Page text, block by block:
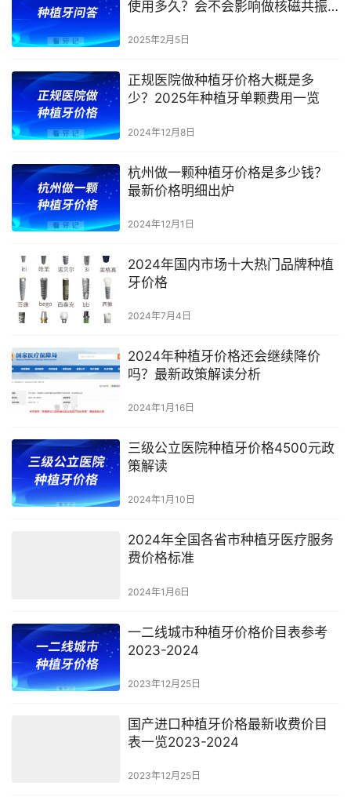
使用多久？会不会影响做核磁共振
2025年2月5日
正规医院做种植牙价格大概是多
少？2025年种植牙单颗费用一览
2024年12月8日
杭州做一颗种植牙价格是多少钱？
最新价格明细出炉
2024年12月1日
2024年国内市场十大热门品牌种植
牙价格
2024年7月4日
2024年种植牙价格还会继续降价
吗？最新政策解读分析
2024年1月16日
三级公立医院种植牙价格4500元政
策解读
2024年1月10日
2024年全国各省市种植牙医疗服务
费价格标准
2024年1月6日
一二线城市种植牙价格价目表参考
2023-2024
2023年12月25日
国产进口种植牙价格最新收费价目
表一览2023-2024
2023年12月25日